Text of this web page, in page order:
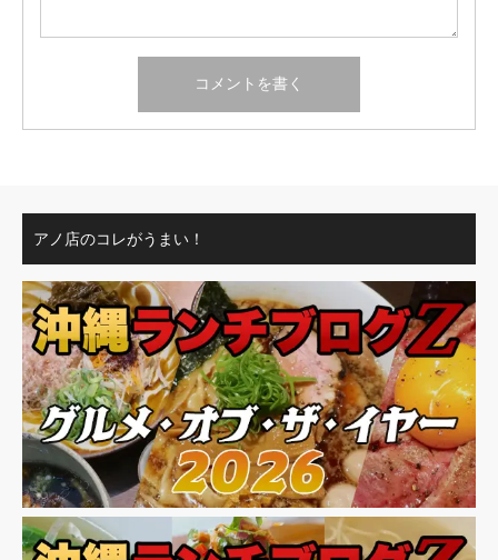
アノ店のコレがうまい！